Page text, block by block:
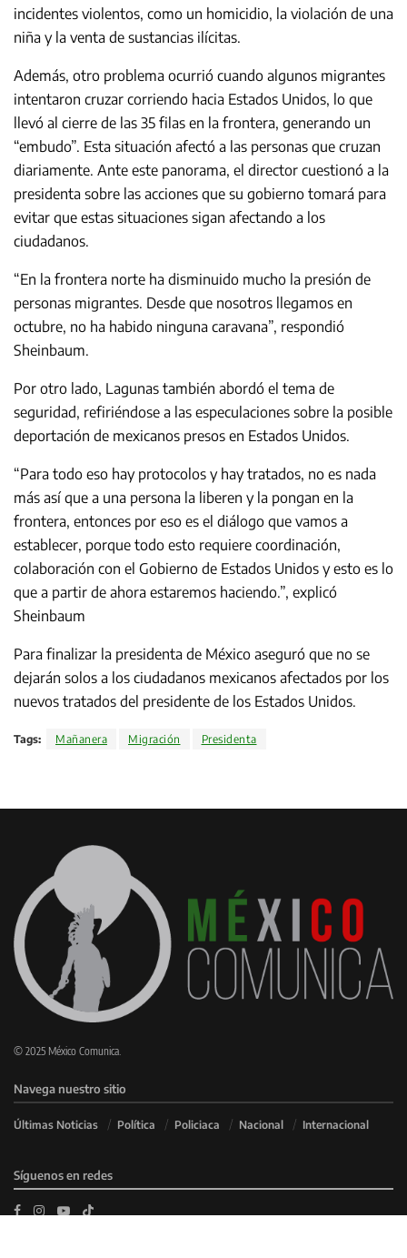
incidentes violentos, como un homicidio, la violación de una
niña y la venta de sustancias ilícitas.
Además, otro problema ocurrió cuando algunos migrantes
intentaron cruzar corriendo hacia Estados Unidos, lo que
llevó al cierre de las 35 filas en la frontera, generando un
“embudo”. Esta situación afectó a las personas que cruzan
diariamente. Ante este panorama, el director cuestionó a la
presidenta sobre las acciones que su gobierno tomará para
evitar que estas situaciones sigan afectando a los
ciudadanos.
“En la frontera norte ha disminuido mucho la presión de
personas migrantes. Desde que nosotros llegamos en
octubre, no ha habido ninguna caravana”, respondió
Sheinbaum.
Por otro lado, Lagunas también abordó el tema de
seguridad, refiriéndose a las especulaciones sobre la posible
deportación de mexicanos presos en Estados Unidos.
“Para todo eso hay protocolos y hay tratados, no es nada
más así que a una persona la liberen y la pongan en la
frontera, entonces por eso es el diálogo que vamos a
establecer, porque todo esto requiere coordinación,
colaboración con el Gobierno de Estados Unidos y esto es lo
que a partir de ahora estaremos haciendo.”, explicó
Sheinbaum
Para finalizar la presidenta de México aseguró que no se
dejarán solos a los ciudadanos mexicanos afectados por los
nuevos tratados del presidente de los Estados Unidos.
Tags: Mañanera Migración Presidenta
© 2025 México Comunica.
Navega nuestro sitio
Últimas Noticias Política Policiaca Nacional Internacional
Síguenos en redes